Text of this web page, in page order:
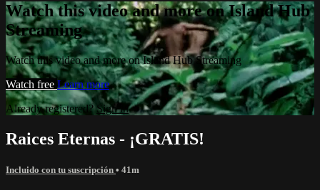
Watch this video and more on Island Hub
Streaming
Watch this video and more on Island Hub Streaming
Watch free Learn more
Already registered?Sign in
Raices Eternas - ¡GRATIS!
Incluido con tu suscripción • 41m